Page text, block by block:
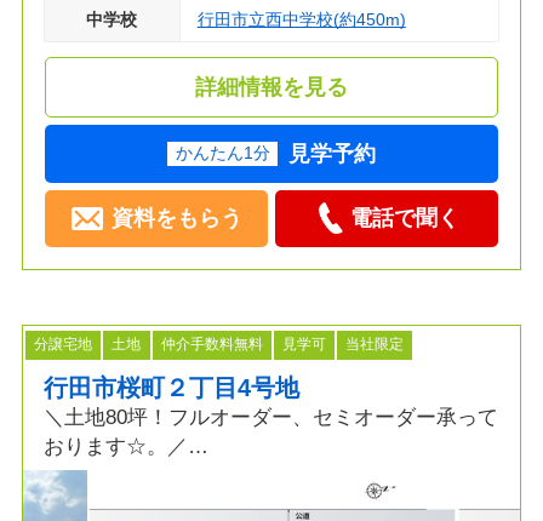
中学校 行田市立西中学校(約450m)
詳細情報を見る
かんたん1分 見学予約
資料をもらう 電話で聞く
分譲宅地 土地 仲介手数料無料 見学可 当社限定
行田市桜町２丁目4号地
＼土地80坪！フルオーダー、セミオーダー承って
おります☆。／
【行田市桜町２丁目４号地】